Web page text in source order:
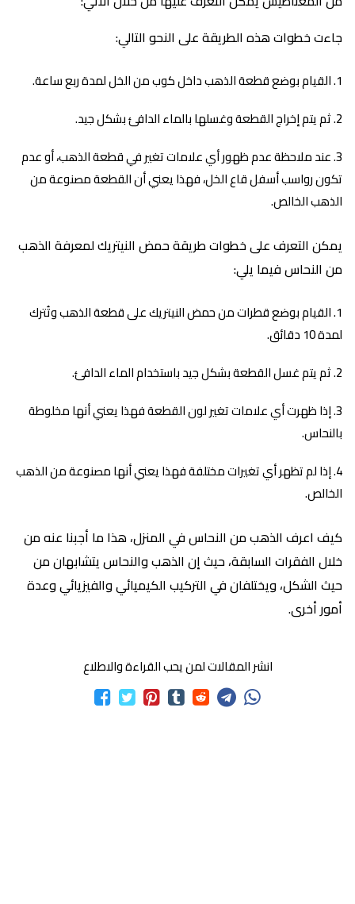
جاءت خطوات هذه الطريقة على النحو التالي:
القيام بوضع قطعة الذهب داخل كوب من الخل لمدة ربع ساعة.
ثم يتم إخراج القطعة وغسلها بالماء الدافئ بشكل جيد.
عند ملاحظة عدم ظهور أي علامات تغير في قطعة الذهب، أو عدم
تكون رواسب أسفل قاع الخل، فهذا يعني أن القطعة مصنوعة من
الذهب الخالص.
يمكن التعرف على خطوات طريقة حمض النيتريك لمعرفة الذهب
من النحاس فيما يلي:
القيام بوضع قطرات من حمض النيتريك على قطعة الذهب وتُترك
لمدة 10 دقائق.
ثم يتم غسل القطعة بشكل جيد باستخدام الماء الدافئ.
إذا ظهرت أي علامات تغير لون القطعة فهذا يعني أنها مخلوطة
بالنحاس.
إذا لم تظهر أي تغيرات مختلفة فهذا يعني أنها مصنوعة من الذهب
الخالص.
كيف اعرف الذهب من النحاس في المنزل، هذا ما أجبنا عنه من
خلال الفقرات السابقة، حيث إن الذهب والنحاس يتشابهان من
حيث الشكل، ويختلفان في التركيب الكيميائي والفيزيائي وعدة
أمور أخرى.
انشر المقالات لمن يحب القراءة والاطلاع